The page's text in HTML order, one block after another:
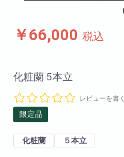
￥66,000 税込
化粧蘭 5本立
レビューを書く
限定品
化粧蘭 ５本立